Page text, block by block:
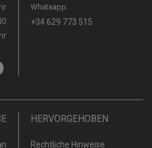
Whatsapp:
+34 629 773 515
HERVORGEHOBEN
Rechtliche Hinweise